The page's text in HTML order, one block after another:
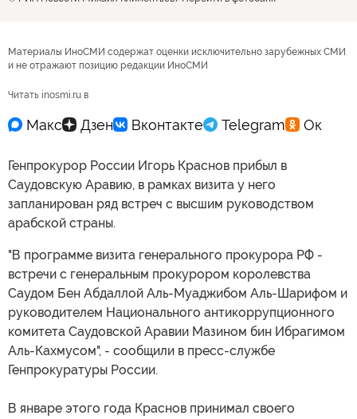
Материалы ИноСМИ содержат оценки исключительно зарубежных СМИ
и не отражают позицию редакции ИноСМИ
Читать inosmi.ru в
Генпрокурор России Игорь Краснов прибыл в
Саудовскую Аравию, в рамках визита у него
запланирован ряд встреч с высшим руководством
арабской страны.
"В программе визита генерального прокурора РФ -
встречи с генеральным прокурором королевства
Саудом Бен Абдаллой Аль-Муаджибом Аль-Шарифом и
руководителем Национального антикоррупционного
комитета Саудовской Аравии Мазином бин Ибрагимом
Аль-Кахмусом", - сообщили в пресс-службе
Генпрокуратуры России.
В январе этого года Краснов принимал своего